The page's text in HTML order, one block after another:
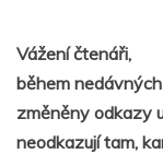
Vážení čtenáři,
během
změněny odkazy
neodkazují tam,